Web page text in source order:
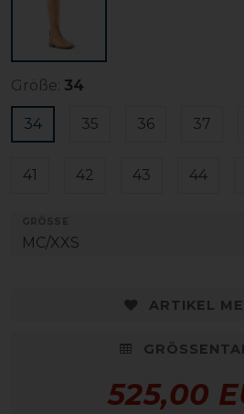
Größe: 34
34 35 36 37
41 42 43 44
ARTIKEL
525,00